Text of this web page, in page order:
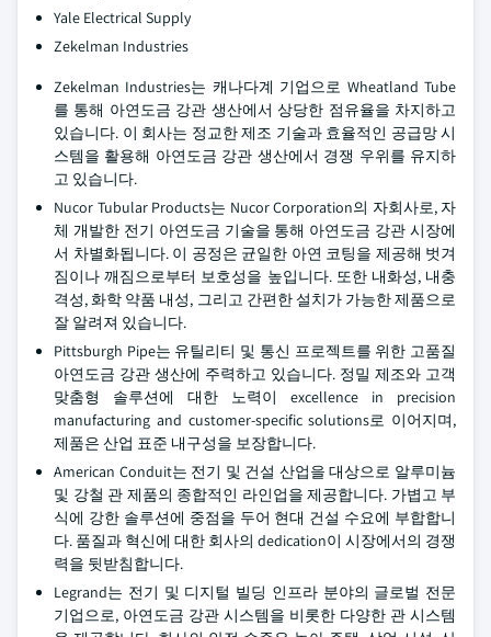
Yale Electrical Supply
Zekelman Industries
Zekelman Industries는 캐나다계 기업으로 Wheatland Tube
를 통해 아연도금 강관 생산에서 상당한 점유율을 차지하고
있습니다. 이 회사는 정교한 제조 기술과 효율적인 공급망 시
스템을 활용해 아연도금 강관 생산에서 경쟁 우위를 유지하
고 있습니다.
Nucor Tubular Products는 Nucor Corporation의 자회사로, 자
체 개발한 전기 아연도금 기술을 통해 아연도금 강관 시장에
서 차별화됩니다. 이 공정은 균일한 아연 코팅을 제공해 벗겨
짐이나 깨짐으로부터 보호성을 높입니다. 또한 내화성, 내충
격성, 화학 약품 내성, 그리고 간편한 설치가 가능한 제품으로
잘 알려져 있습니다.
Pittsburgh Pipe는 유틸리티 및 통신 프로젝트를 위한 고품질
아연도금 강관 생산에 주력하고 있습니다. 정밀 제조와 고객
맞춤형 솔루션에 대한 노력이 excellence in precision
manufacturing and customer-specific solutions로 이어지며,
제품은 산업 표준 내구성을 보장합니다.
American Conduit는 전기 및 건설 산업을 대상으로 알루미늄
및 강철 관 제품의 종합적인 라인업을 제공합니다. 가볍고 부
식에 강한 솔루션에 중점을 두어 현대 건설 수요에 부합합니
다. 품질과 혁신에 대한 회사의 dedication이 시장에서의 경쟁
력을 뒷받침합니다.
Legrand는 전기 및 디지털 빌딩 인프라 분야의 글로벌 전문
기업으로, 아연도금 강관 시스템을 비롯한 다양한 관 시스템